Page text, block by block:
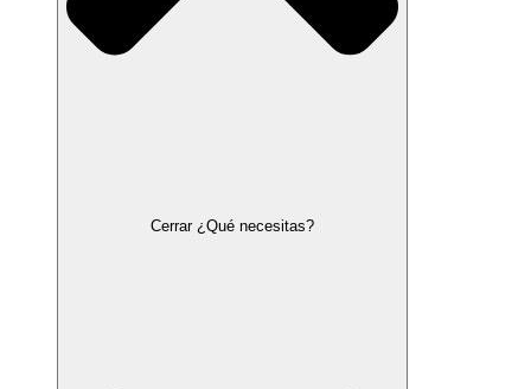
Cerrar ¿Qué necesitas?